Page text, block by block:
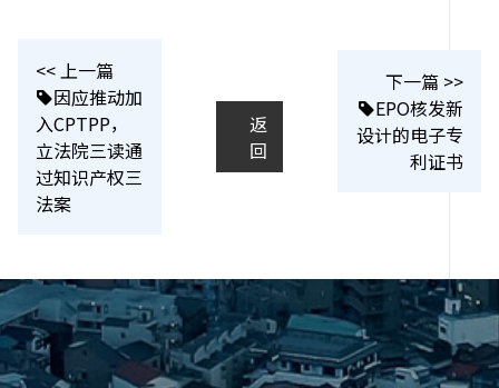
<< 上一篇
因应推动加
入CPTPP，
立法院三读通
过知识产权三
法案
返
回
下一篇 >>
EPO核发新
设计的电子专
利证书